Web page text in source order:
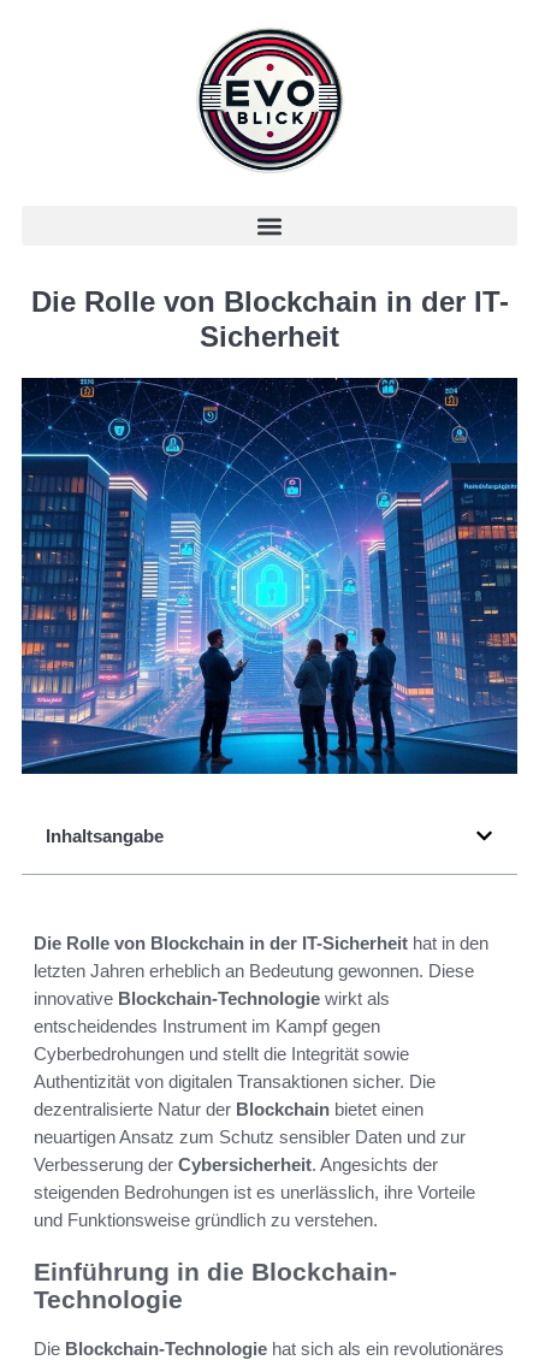
Die Rolle von Blockchain in der IT-
Sicherheit
Inhaltsangabe
Die Rolle von Blockchain in der IT-Sicherheit hat in den
letzten Jahren erheblich an Bedeutung gewonnen. Diese
innovative Blockchain-Technologie wirkt als
entscheidendes Instrument im Kampf gegen
Cyberbedrohungen und stellt die Integrität sowie
Authentizität von digitalen Transaktionen sicher. Die
dezentralisierte Natur der Blockchain bietet einen
neuartigen Ansatz zum Schutz sensibler Daten und zur
Verbesserung der Cybersicherheit. Angesichts der
steigenden Bedrohungen ist es unerlässlich, ihre Vorteile
und Funktionsweise gründlich zu verstehen.
Einführung in die Blockchain-
Technologie
Die Blockchain-Technologie hat sich als ein revolutionäres